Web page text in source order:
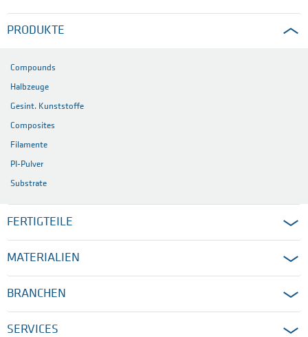
PRODUKTE
Compounds
Halbzeuge
Gesint. Kunststoffe
Composites
Filamente
PI-Pulver
Substrate
FERTIGTEILE
MATERIALIEN
BRANCHEN
SERVICES